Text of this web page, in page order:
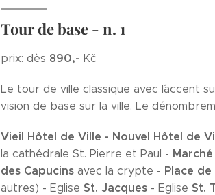
Tour de base - n. 1
prix: dès 890,- Kč
Le tour de ville classique avec l´accent
vision de base sur la ville. Le
Vieil Hôtel de Ville - Nouvel Hôtel de
la cathédrale St. Pierre et Paul -
des Capucins avec la crypte - Place
autres) - Eglise St. Jacques - Eglise St.